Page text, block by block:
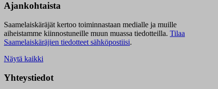
Ajankohtaista
Saamelaiskäräjät kertoo toiminnastaan medialle ja muille
aiheistamme kiinnostuneille muun muassa tiedotteilla. Tilaa
Saamelaiskäräjien tiedotteet sähköpostiisi.
Näytä kaikki
Yhteystiedot